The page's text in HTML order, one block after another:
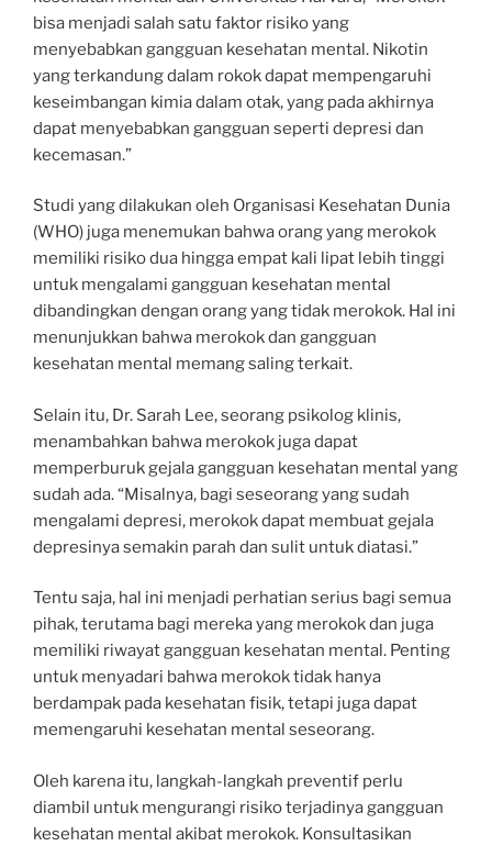
bisa menjadi salah satu faktor risiko yang
menyebabkan gangguan kesehatan mental. Nikotin
yang terkandung dalam rokok dapat mempengaruhi
keseimbangan kimia dalam otak, yang pada akhirnya
dapat menyebabkan gangguan seperti depresi dan
kecemasan.”
Studi yang dilakukan oleh Organisasi Kesehatan Dunia
(WHO) juga menemukan bahwa orang yang merokok
memiliki risiko dua hingga empat kali lipat lebih tinggi
untuk mengalami gangguan kesehatan mental
dibandingkan dengan orang yang tidak merokok. Hal ini
menunjukkan bahwa merokok dan gangguan
kesehatan mental memang saling terkait.
Selain itu, Dr. Sarah Lee, seorang psikolog klinis,
menambahkan bahwa merokok juga dapat
memperburuk gejala gangguan kesehatan mental yang
sudah ada. “Misalnya, bagi seseorang yang sudah
mengalami depresi, merokok dapat membuat gejala
depresinya semakin parah dan sulit untuk diatasi.”
Tentu saja, hal ini menjadi perhatian serius bagi semua
pihak, terutama bagi mereka yang merokok dan juga
memiliki riwayat gangguan kesehatan mental. Penting
untuk menyadari bahwa merokok tidak hanya
berdampak pada kesehatan fisik, tetapi juga dapat
memengaruhi kesehatan mental seseorang.
Oleh karena itu, langkah-langkah preventif perlu
diambil untuk mengurangi risiko terjadinya gangguan
kesehatan mental akibat merokok. Konsultasikan